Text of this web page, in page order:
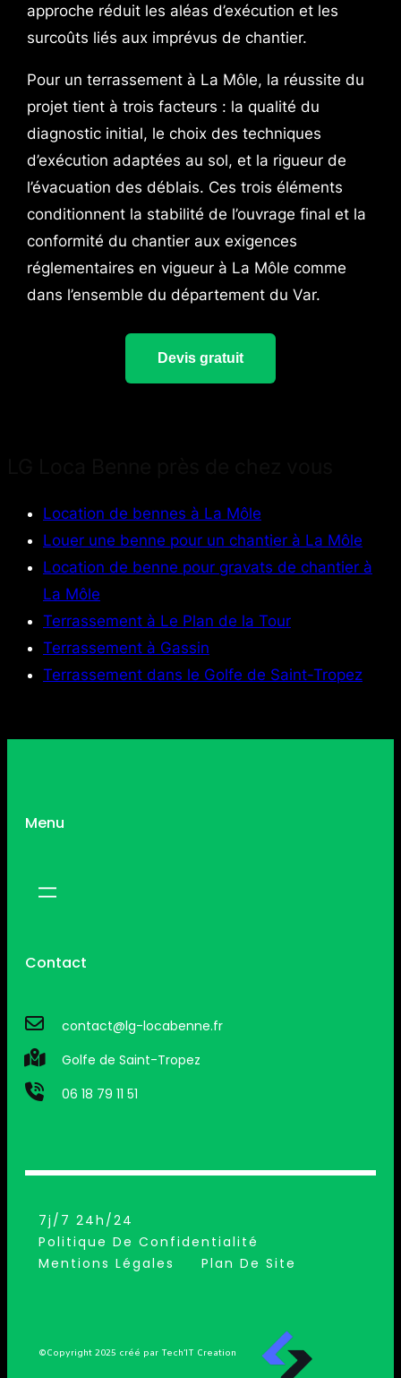
approche réduit les aléas d’exécution et les
surcoûts liés aux imprévus de chantier.
Pour un terrassement à La Môle, la réussite du
projet tient à trois facteurs : la qualité du
diagnostic initial, le choix des techniques
d’exécution adaptées au sol, et la rigueur de
l’évacuation des déblais. Ces trois éléments
conditionnent la stabilité de l’ouvrage final et la
conformité du chantier aux exigences
réglementaires en vigueur à La Môle comme
dans l’ensemble du département du Var.
Devis gratuit
Location de bennes à La Môle
Louer une benne pour un chantier à La Môle
Location de benne pour gravats de chantier à
La Môle
Terrassement à Le Plan de la Tour
Terrassement à Gassin
Terrassement dans le Golfe de Saint-Tropez
Menu
Contact
contact@lg-locabenne.fr
Golfe de Saint-Tropez
06 18 79 11 51
7j/7 24h/24
Politique De Confidentialité
Mentions Légales
Plan De Site
©Copyright 2025 créé par Tech’IT Creation